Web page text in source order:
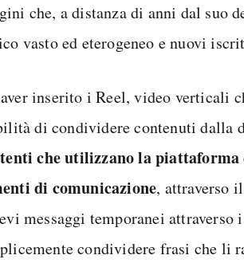
che, a distanza di anni dal suo
vasto ed eterogeneo e nuovi
inserito i Reel, video verticali
di condividere contenuti dalla
che utilizzano la piattaforma
di comunicazione, attraverso
messaggi temporanei
condividere frasi che li